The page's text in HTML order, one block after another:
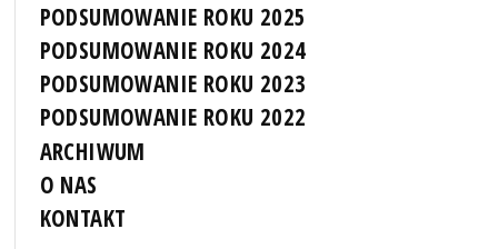
PODSUMOWANIE ROKU 2025
PODSUMOWANIE ROKU 2024
PODSUMOWANIE ROKU 2023
PODSUMOWANIE ROKU 2022
ARCHIWUM
O NAS
KONTAKT